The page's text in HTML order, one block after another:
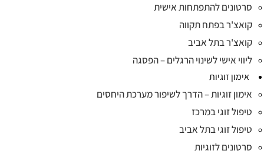
סרטונים להתפתחות אישית
קואצ'ר בפתח תקווה
קואצ'ר בתל אביב
ליווי אישי לשינוי הרגלים – הפסגה
אימון זוגיות
אימון זוגיות – הדרך לשיפור מערכת היחסים
טיפול זוגי במרכז
טיפול זוגי בתל אביב
סרטונים לזוגיות